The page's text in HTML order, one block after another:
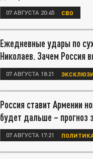
07 АВГУСТА 20:45 СВО
Ежедневные удары по
Николаев. Зачем Россия
07 АВГУСТА 18:21
Россия ставит Армении
будет дальше – прогноз
07 АВГУСТА 17:21